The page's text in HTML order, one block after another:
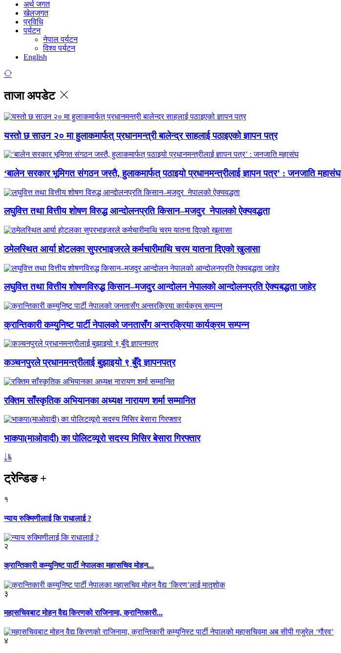
अर्थ जगत
खेलजगत
प्रविधि
पर्यटन
नेपाल पर्यटन
विश्व पर्यटन
English
ताजा अपडेट
यस्तो छ साउन २० मा हुलाकमार्फत् प्रधानमन्त्री बालेन्द्र साहलाई पठाइएको ज्ञापन पत्र
‘बालेन सरकार भूमिगत संगठन जस्तै, हुलाकमार्फत् पठाइयो प्रधानमन्त्रीलाई ज्ञापन पत्र’ : जनजाति महासंघ
लघुवित्त तथा वित्तीय शोषण विरुद्ध आन्दोलनप्रति किसान–मजदुर नेपालको ऐक्यवद्धता
ठमेलस्थित आर्या होटलका सुपरभाइजरले कर्मचारीमाथि चरम यातना दिएको खुलासा
लघुवित्त तथा वित्तीय शोषणविरुद्ध किसान–मजदुर आन्दोलन नेपालको आन्दोलनप्रति ऐक्यबद्धता जाहेर
क्रान्तिकारी कम्युनिष्ट पार्टी नेपालको जनतासँग अन्तरक्रिया कार्यक्रम सम्पन्न
कञ्चनपुरले प्रधानमन्त्रीलाई बुझाइयो ९ बुँदे ज्ञापनपत्र
रक्तिम साँस्कृतिक अभियानका अध्यक्ष नारायण शर्मा सम्मानित
भाकपा(माओवादी) का पोलिटव्यूरो सदस्य मिसिर बेसारा गिरफ्तार
ट्रेन्डिङ+
१
न्याय रुक्मिणीलाई कि राधालाई ?
२
क्रान्तिकारी कम्युनिष्ट पार्टी नेपालका महासचिव मोहन...
३
महासचिवबाट मोहन वैद्य किरणको राजिनामा, क्रान्तिकारी...
४